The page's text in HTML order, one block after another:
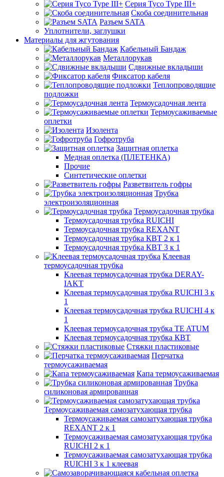
Серия Tyco Type III+
Скоба соединительная
Разъем SATA
Уплотнители, заглушки
Материалы для жгутования
Кабельный Бандаж
Металлорукав
Сдвижные вкладыши
Фиксатор кабеля
Теплопроводящие
подложки
Термоусадочная лента
Термоусаживаемые
оплетки
Изолента
Гофротруба
Защитная оплетка
Медная оплетка (ПЛЕТЕНКА)
Прочие
Синтетические оплетки
Разветвитель гофры
Трубка
электроизоляционная
Термоусадочная трубка
Термоусадочная трубка RUICHI
Термоусадочная трубка REXANT
Термоусадочная трубка КВТ 2 к 1
Термоусадочная трубка КВТ 3 к 1
Клеевая
термоусадочная трубка
Клеевая термоусадочная трубка DERAY-
IAKT
Клеевая термоусадочная трубка RUICHI 3 к
1
Клеевая термоусадочная трубка RUICHI 4 к
1
Клеевая термоусадочная трубка TE ATUM
Клеевая термоусадочная трубка КВТ
Стяжки пластиковые
Перчатка
термоусаживаемая
Капа термоусаживаемая
Трубка
силиконовая армированная
Термоусаживаемая самозатухающая трубка
Термоусаживаемая самозатухающая трубка
REXANT 2 к 1
Термоусаживаемая самозатухающая трубка
RUICHI 2 к 1
Термоусаживаемая самозатухающая трубка
RUICHI 3 к 1 клеевая